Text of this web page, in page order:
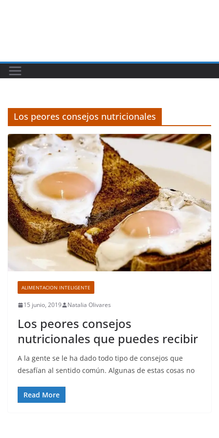
Los peores consejos nutricionales
ALIMENTACION INTELIGENTE
15 junio, 2019 Natalia Olivares
Los peores consejos
nutricionales que puedes recibir
A la gente se le ha dado todo tipo de consejos que
desafían al sentido común. Algunas de estas cosas no
Read More